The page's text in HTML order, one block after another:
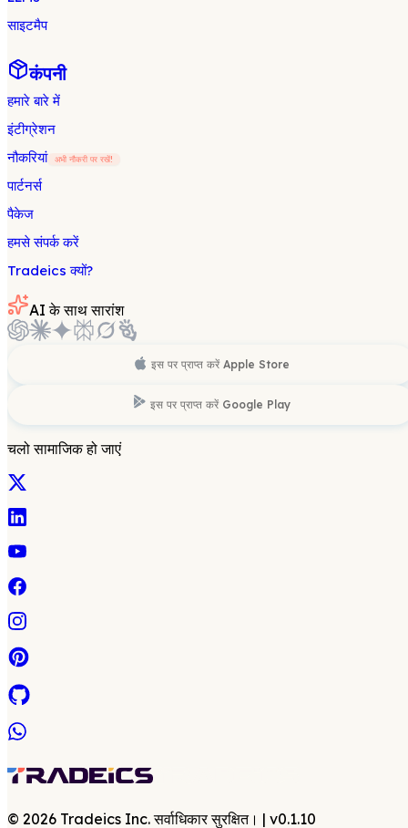
साइटमैप
कंपनी
हमारे बारे में
इंटीग्रेशन
नौकरियां
अभी नौकरी पर रखें!
पार्टनर्स
पैकेज
हमसे संपर्क करें
Tradeics क्यों?
AI के साथ सारांश
इस पर प्राप्त करें Apple Store
इस पर प्राप्त करें Google Play
चलो सामाजिक हो जाएं
© 2026 Tradeics Inc. सर्वाधिकार सुरक्षित। | v0.1.10